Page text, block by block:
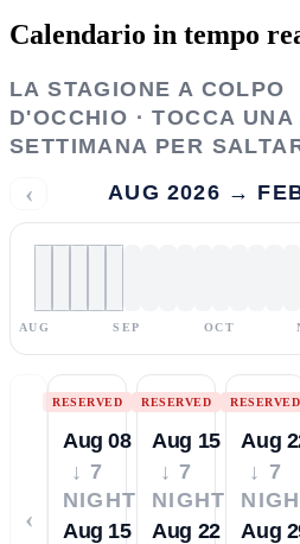
Calendario in tempo
LA STAGIONE A COLPO
D'OCCHIO · TOCCA UNA
SETTIMANA PER
‹ AUG 2026 →
AUG SEP OCT
‹
RESERVED
Aug 08
↓ 7
NIGHTS
Aug 15
RESERVED
Aug 15
↓ 7
NIGHTS
Aug 22
RESERVED
Aug
↓ 7
Aug